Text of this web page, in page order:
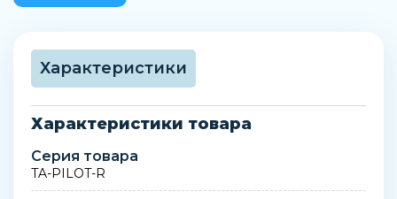
Характеристики
Характеристики товара
Серия товара
TA-PILOT-R